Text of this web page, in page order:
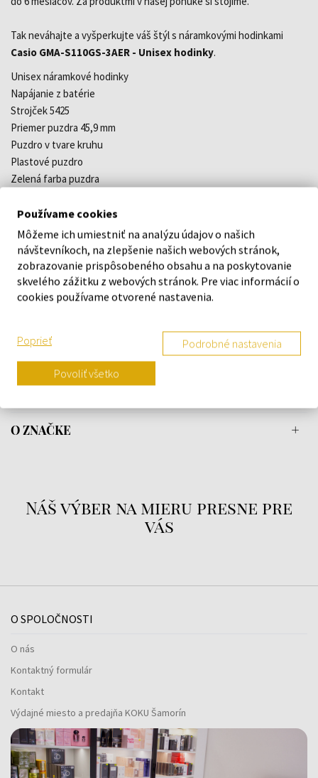
Tak neváhajte a vyšperkujte váš štýl s náramkovými hodinkami
Casio GMA-S110GS-3AER - Unisex hodinky.
Unisex náramkové hodinky
Napájanie z batérie
Strojček 5425
Priemer puzdra 45,9 mm
Puzdro v tvare kruhu
Plastové puzdro
Zelená farba puzdra
Zelená farba remienka
Kombinovaný ciferník
Ciferník s dvanástimi indexmi
Materiál skla - minerálne sklo
Odolné voči vode pri potápaní bez kysl. prístroja
Dátum
Odpočítavacie stopky s opakovaním
Automatické LED osvetlenie displeja
5 budíkov
Svetové časy
O ZNAČKE
Náš výber na mieru presne pre
vás
O SPOLOČNOSTI
O nás
Kontaktný formulár
Kontakt
Výdajné miesto a predajňa KOKU Šamorín
Používame cookies
Môžeme ich umiestniť na analýzu údajov o našich
návštevníkoch, na zlepšenie našich webových stránok,
zobrazovanie prispôsobeného obsahu a na poskytovanie
skvelého zážitku z webových stránok. Pre viac informácií o
cookies používame otvorené nastavenia.
Poprieť Podrobné nastavenia
Povoliť všetko